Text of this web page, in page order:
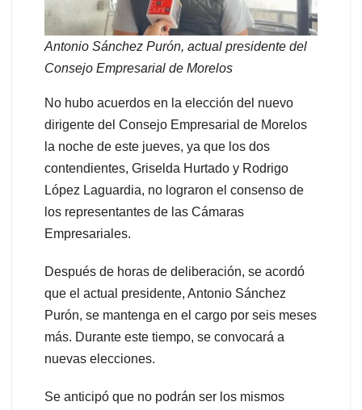
Antonio Sánchez Purón, actual presidente del
Consejo Empresarial de Morelos
No hubo acuerdos en la elección del nuevo
dirigente del Consejo Empresarial de Morelos
la noche de este jueves, ya que los dos
contendientes, Griselda Hurtado y Rodrigo
López Laguardia, no lograron el consenso de
los representantes de las Cámaras
Empresariales.
Después de horas de deliberación, se acordó
que el actual presidente, Antonio Sánchez
Purón, se mantenga en el cargo por seis meses
más. Durante este tiempo, se convocará a
nuevas elecciones.
Se anticipó que no podrán ser los mismos